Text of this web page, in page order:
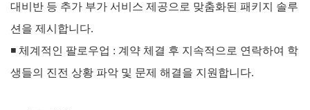
대비반 등 추가 부가 서비스 제공으로 맞춤화된 패키지 솔루
션을 제시합니다.
◾ 체계적인 팔로우업 : 계약 체결 후 지속적으로 연락하여 학
생들의 진전 상황 파악 및 문제 해결을 지원합니다.